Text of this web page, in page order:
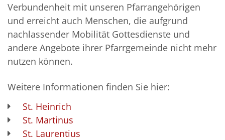
Verbundenheit mit unseren Pfarrangehörigen
und erreicht auch Menschen, die aufgrund
nachlassender Mobilität Gottesdienste und
andere Angebote ihrer Pfarrgemeinde nicht mehr
nutzen können.
Weitere Informationen finden Sie hier:
St. Heinrich
St. Martinus
St. Laurentius